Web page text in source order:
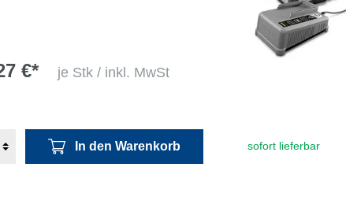
€* je Stk / inkl. MwSt
In den Warenkorb sofort lieferbar